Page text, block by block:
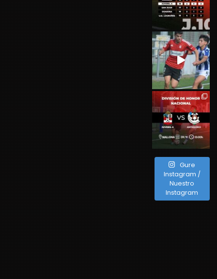
Gure
Instagram /
Nuestro
Instagram